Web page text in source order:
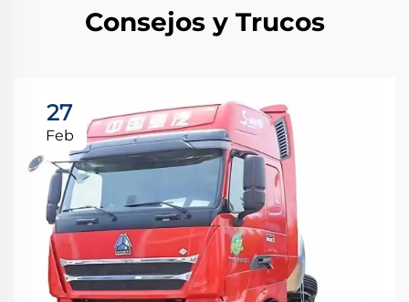
Consejos y Trucos
27
Feb